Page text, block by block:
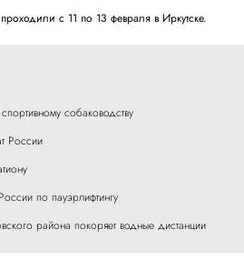
с 11 по 13 февраля в Иркутске.
собаководству
России
по пауэрлифтингу
района покоряет водные дистанции